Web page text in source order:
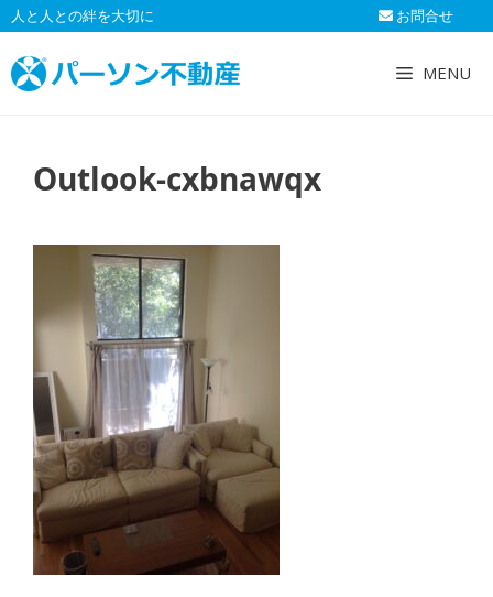
コ
ン
テ
ン
人と人との絆を大切に お問合せ
MENU
Outlook-cxbnawqx